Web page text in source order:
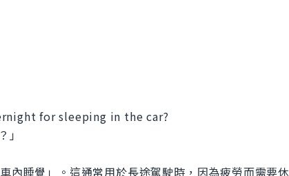
for sleeping in the car?
內睡覺」。這通常用於長途駕駛時，因為疲勞而需要休